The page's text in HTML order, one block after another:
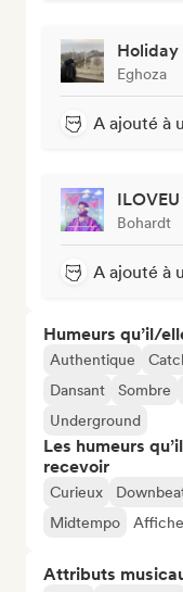
Holiday
Eghoza
A ajouté à
ILOVEU
Bohardt
A ajouté à
Humeurs qu’il/
Authentique
Dansant
Sombre
Underground
Les humeurs
recevoir
Curieux
Midtempo
Attributs